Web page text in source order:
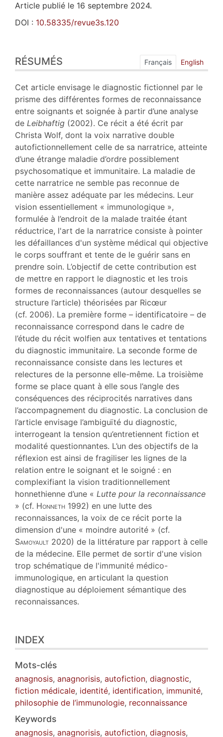
Article publié le 16 septembre 2024.
DOI : 10.58335/revue3s.120
Index
Plan
Texte
Bibliographie
Notes
Citer cet article
Auteur
RÉSUMÉS Français English
Cet article envisage le diagnostic fictionnel par le
prisme des différentes formes de reconnaissance
entre soignants et soignée à partir d’une analyse
de Leibhaftig (2002). Ce récit a été écrit par
Christa Wolf, dont la voix narrative double
autofictionnellement celle de sa narratrice, atteinte
d’une étrange maladie d’ordre possiblement
psychosomatique et immunitaire. La maladie de
cette narratrice ne semble pas reconnue de
manière assez adéquate par les médecins. Leur
vision essentiellement « immunologique »,
formulée à l’endroit de la malade traitée étant
réductrice, l'art de la narratrice consiste à pointer
les défaillances d'un système médical qui objective
le corps souffrant et tente de le guérir sans en
prendre soin. L’objectif de cette contribution est
de mettre en rapport le diagnostic et les trois
formes de reconnaissances (autour desquelles se
structure l’article) théorisées par Ricœur
(cf. 2006). La première forme – identificatoire – de
reconnaissance correspond dans le cadre de
l’étude du récit wolfien aux tentatives et tentations
du diagnostic immunitaire. La seconde forme de
reconnaissance consiste dans les lectures et
relectures de la personne elle-même. La troisième
forme se place quant à elle sous l’angle des
conséquences des réciprocités narratives dans
l’accompagnement du diagnostic. La conclusion de
l’article envisage l’ambiguïté du diagnostic,
interrogeant la tension qu’entretiennent fiction et
modalité questionnantes. L’un des objectifs de la
réflexion est ainsi de fragiliser les lignes de la
relation entre le soignant et le soigné : en
complexifiant la vision traditionnellement
honnethienne d’une « Lutte pour la reconnaissance
» (cf. Honneth 1992) en une lutte des
reconnaissances, la voix de ce récit porte la
dimension d'une « moindre autorité » (cf.
Samoyault 2020) de la littérature par rapport à celle
de la médecine. Elle permet de sortir d'une vision
trop schématique de l'immunité médico-
immunologique, en articulant la question
diagnostique au déploiement sémantique des
reconnaissances.
INDEX
Mots-clés
anagnosis, anagnorisis, autofiction, diagnostic,
fiction médicale, identité, identification, immunité,
philosophie de l’immunologie, reconnaissance
Keywords
anagnosis, anagnorisis, autofiction, diagnosis,